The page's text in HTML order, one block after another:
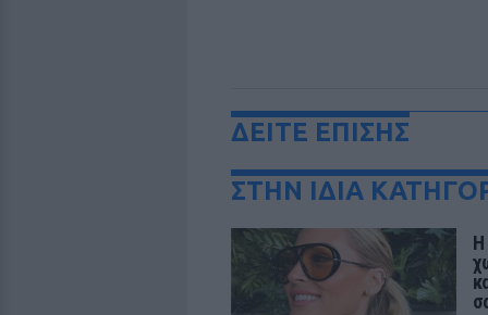
ΔΕΙΤΕ ΕΠΙΣΗΣ
ΣΤΗΝ ΙΔΙΑ
Η